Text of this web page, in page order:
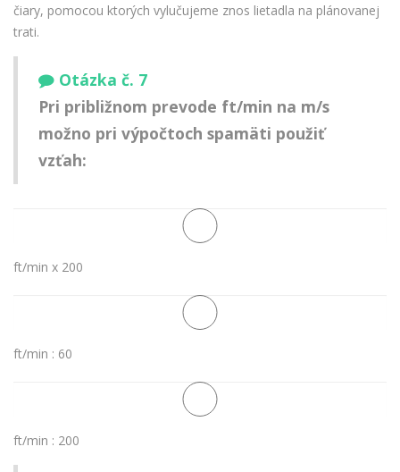
čiary, pomocou ktorých vylučujeme znos lietadla na plánovanej
trati.
Otázka č. 7
Pri približnom prevode ft/min na m/s
možno pri výpočtoch spamäti použiť
vzťah:
ft/min x 200
ft/min : 60
ft/min : 200